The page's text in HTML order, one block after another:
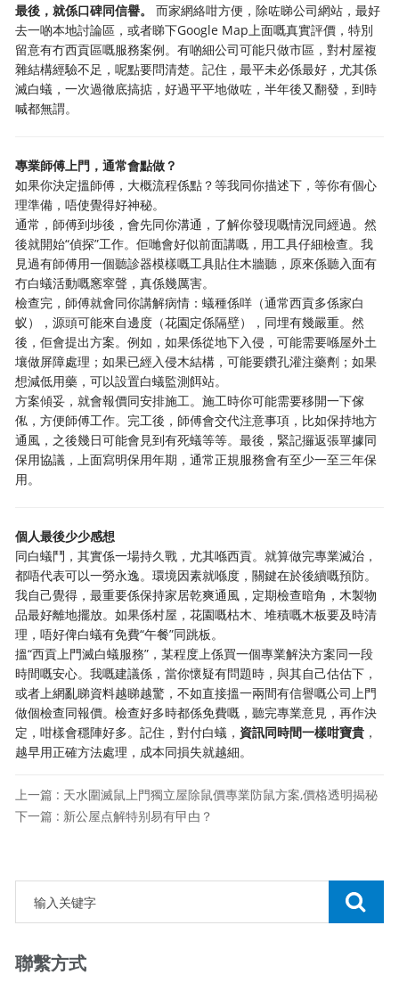
最後，就係口碑同信譽。
而家網絡咁方便，除咗睇公司網站，最好
去一啲本地討論區，或者睇下Google Map上面嘅真實評價，特別
留意有冇西貢區嘅服務案例。有啲細公司可能只做市區，對村屋複
雜結構經驗不足，呢點要問清楚。記住，最平未必係最好，尤其係
滅白蟻，一次過徹底搞掂，好過平平地做咗，半年後又翻發，到時
喊都無謂。
專業師傅上門，通常會點做？
如果你決定搵師傅，大概流程係點？等我同你描述下，等你有個心
理準備，唔使覺得好神秘。
通常，師傅到埗後，會先同你溝通，了解你發現嘅情況同經過。然
後就開始“偵探”工作。佢哋會好似前面講嘅，用工具仔細檢查。我
見過有師傅用一個聽診器模樣嘅工具貼住木牆聽，原來係聽入面有
冇白蟻活動嘅窸窣聲，真係幾厲害。
檢查完，師傅就會同你講解病情：蟻種係咩（通常西貢多係家白
蚁），源頭可能來自邊度（花園定係隔壁），同埋有幾嚴重。然
後，佢會提出方案。例如，如果係從地下入侵，可能需要喺屋外土
壤做屏障處理；如果已經入侵木結構，可能要鑽孔灌注藥劑；如果
想減低用藥，可以設置白蟻監測餌站。
方案傾妥，就會報價同安排施工。施工時你可能需要移開一下傢
俬，方便師傅工作。完工後，師傅會交代注意事項，比如保持地方
通風，之後幾日可能會見到有死蟻等等。最後，緊記攞返張單據同
保用協議，上面寫明保用年期，通常正規服務會有至少一至三年保
用。
個人最後少少感想
同白蟻鬥，其實係一場持久戰，尤其喺西貢。就算做完專業滅治，
都唔代表可以一勞永逸。環境因素就喺度，關鍵在於後續嘅預防。
我自己覺得，最重要係保持家居乾爽通風，定期檢查暗角，木製物
品最好離地擺放。如果係村屋，花園嘅枯木、堆積嘅木板要及時清
理，唔好俾白蟻有免費“午餐”同跳板。
搵“西貢上門滅白蟻服務”，某程度上係買一個專業解決方案同一段
時間嘅安心。我嘅建議係，當你懷疑有問題時，與其自己估估下，
或者上網亂睇資料越睇越驚，不如直接搵一兩間有信譽嘅公司上門
做個檢查同報價。檢查好多時都係免費嘅，聽完專業意見，再作決
定，咁樣會穩陣好多。記住，對付白蟻， 資訊同時間一樣咁寶貴 ，
越早用正確方法處理，成本同損失就越細。
上一篇 : 天水圍滅鼠上門獨立屋除鼠價專業防鼠方案,價格透明揭秘
下一篇 : 新公屋点解特别易有曱甴？
聯繫方式